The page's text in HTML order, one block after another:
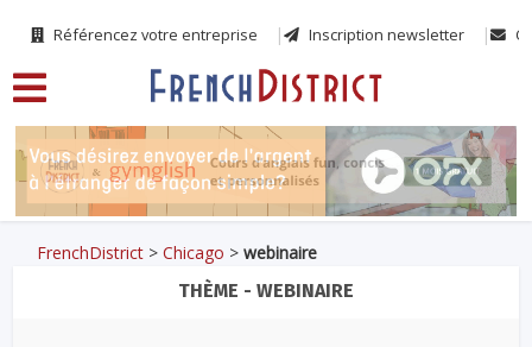
Référencez votre entreprise Inscription newsletter
FrenchDistrict >Chicago >webinaire
THÈME - WEBINAIRE